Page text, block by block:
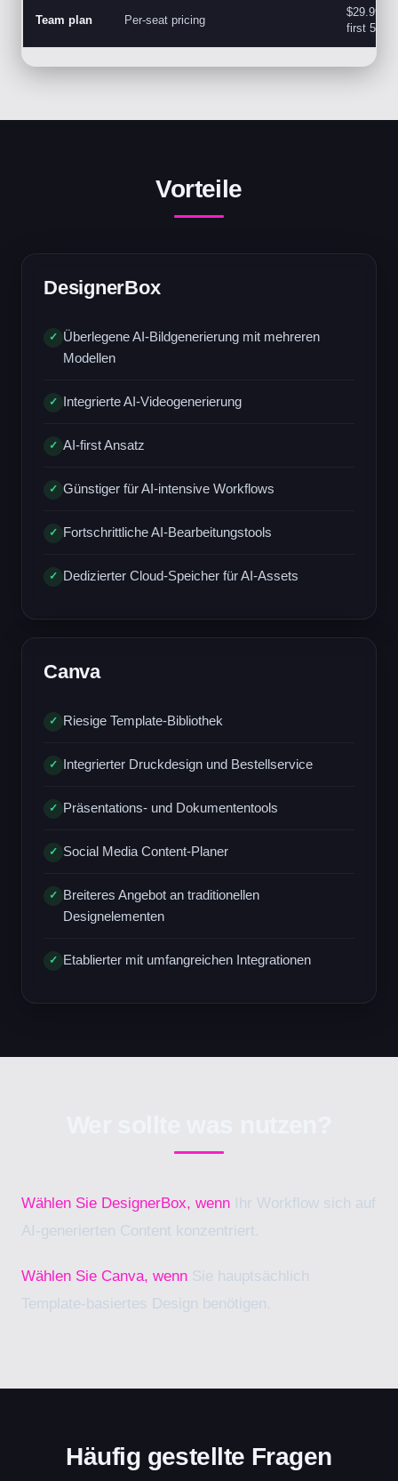
Team plan Per-seat pricing
$29.99/
first 5
Vorteile
DesignerBox
✓ Überlegene AI-Bildgenerierung mit mehreren
Modellen
✓ Integrierte AI-Videogenerierung
✓ AI-first Ansatz
✓ Günstiger für AI-intensive Workflows
✓ Fortschrittliche AI-Bearbeitungstools
✓ Dedizierter Cloud-Speicher für AI-Assets
Canva
✓ Riesige Template-Bibliothek
✓ Integrierter Druckdesign und Bestellservice
✓ Präsentations- und Dokumententools
✓ Social Media Content-Planer
✓ Breiteres Angebot an traditionellen
Designelementen
✓ Etablierter mit umfangreichen Integrationen
Wählen Sie DesignerBox, wenn Ihr Workflow sich auf
AI-generierten Content konzentriert.
Wählen Sie Canva, wenn Sie hauptsächlich
Template-basiertes Design benötigen.
Häufig gestellte Fragen